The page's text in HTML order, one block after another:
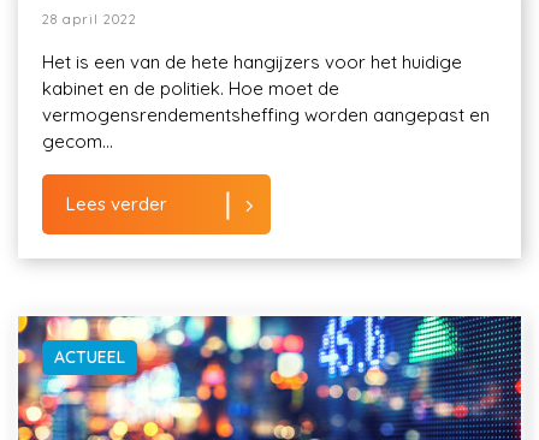
28 april 2022
Het is een van de hete hangijzers voor het huidige
kabinet en de politiek. Hoe moet de
vermogensrendementsheffing worden aangepast en
gecom...
Lees verder
ACTUEEL